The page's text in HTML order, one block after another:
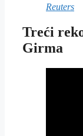
Reuters
Treći
Girma